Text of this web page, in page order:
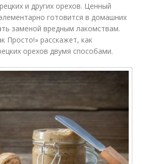
и других орехов. Ценный
готовится в домашних
заменой вредным лакомствам.
Просто!» расскажет, как
орехов двумя способами.